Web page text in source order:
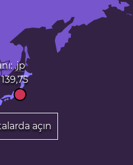
.jp
açın